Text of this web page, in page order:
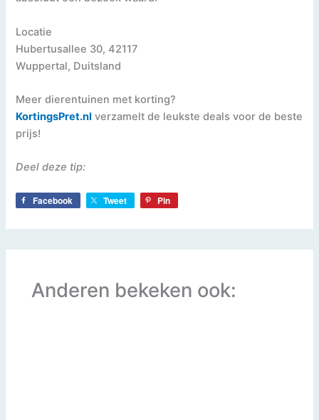
Locatie
Hubertusallee 30, 42117
Wuppertal, Duitsland
Meer dierentuinen met korting?
KortingsPret.nl verzamelt de leukste deals voor de beste
prijs!
Deel deze tip:
Facebook Tweet Pin
Anderen bekeken ook: